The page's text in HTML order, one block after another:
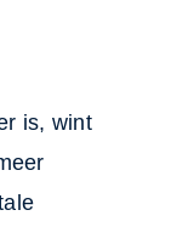
is, wint